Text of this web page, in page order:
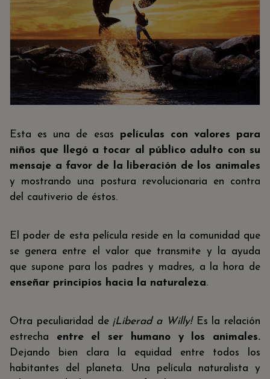
Esta es una de esas películas con valores para
niños que llegó a tocar al público adulto con su
mensaje a favor de la liberación de los animales
y mostrando una postura revolucionaria en contra
del cautiverio de éstos.
El poder de esta película reside en la comunidad que
se genera entre el valor que transmite y la ayuda
que supone para los padres y madres, a la hora de
enseñar principios hacia la naturaleza.
Otra peculiaridad de ¡Liberad a Willy!Es la relación
estrecha entre el ser humano y los animales.
Dejando bien clara la equidad entre todos los
habitantes del planeta. Una película naturalista y